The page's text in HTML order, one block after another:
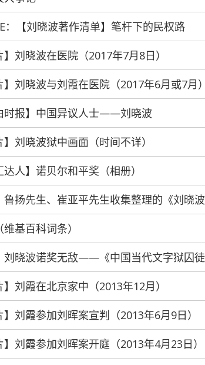
：【刘晓波著作清单】笔杆下的民权路
刘晓波在医院（2017年7月8日）
刘晓波与刘霞在医院（2017年6月或7月）
时报】中国异议人士——刘晓波
刘晓波狱中画面（时间不详）
人】诺贝尔和平奖（相册）
扬先生、崔亚平先生收集整理的《刘晓波
基百科词条）
刘晓波诺奖无敌——《中国当代文字狱囚徒
刘霞在北京家中（2013年12月）
刘霞参加刘晖案宣判（2013年6月9日）
刘霞参加刘晖案开庭（2013年4月23日）